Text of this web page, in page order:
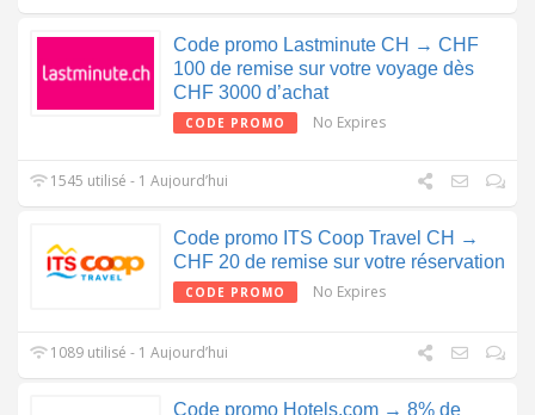
Code promo Lastminute CH → CHF
100 de remise sur votre voyage dès
CHF 3000 d’achat
CODE PROMO No Expires
1545 utilisé - 1 Aujourd’hui
Code promo ITS Coop Travel CH →
CHF 20 de remise sur votre réservation
CODE PROMO No Expires
1089 utilisé - 1 Aujourd’hui
Code promo Hotels.com → 8% de